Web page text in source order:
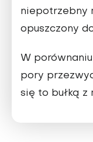
niepotrzebny
opuszczony
W
pory
się to bułką z